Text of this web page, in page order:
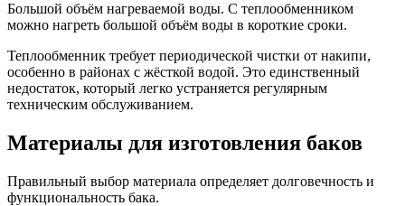
Большой объём нагреваемой воды. С теплообменником
можно нагреть большой объём воды в короткие сроки.
Теплообменник требует периодической чистки от накипи,
особенно в районах с жёсткой водой. Это единственный
недостаток, который легко устраняется регулярным
техническим обслуживанием.
Материалы для изготовления баков
Правильный выбор материала определяет долговечность и
функциональность бака.